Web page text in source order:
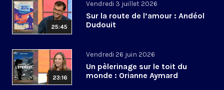
25:45
Vendredi 3 juillet 2026
Sur la route de l’amour : Andéol
Dudouit
23:16
Vendredi 26 juin 2026
Un pèlerinage sur le toit du
monde : Orianne Aymard